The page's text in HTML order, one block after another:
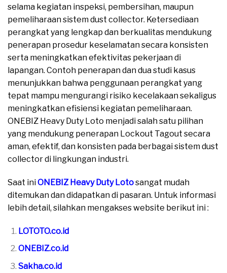
selama kegiatan inspeksi, pembersihan, maupun
pemeliharaan sistem dust collector. Ketersediaan
perangkat yang lengkap dan berkualitas mendukung
penerapan prosedur keselamatan secara konsisten
serta meningkatkan efektivitas pekerjaan di
lapangan. Contoh penerapan dan dua studi kasus
menunjukkan bahwa penggunaan perangkat yang
tepat mampu mengurangi risiko kecelakaan sekaligus
meningkatkan efisiensi kegiatan pemeliharaan.
ONEBIZ Heavy Duty Loto menjadi salah satu pilihan
yang mendukung penerapan Lockout Tagout secara
aman, efektif, dan konsisten pada berbagai sistem dust
collector di lingkungan industri.
Saat iniONEBIZ Heavy Duty Lotosangat mudah
ditemukan dan didapatkan di pasaran. Untuk informasi
lebih detail, silahkan mengakses website berikut ini :
LOTOTO.co.id
ONEBIZ.co.id
Sakha.co.id